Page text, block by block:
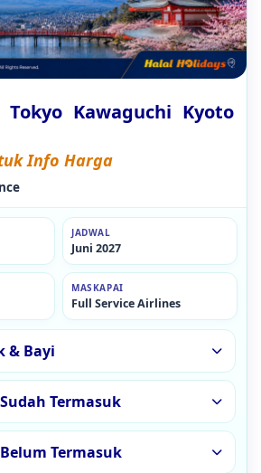
Tokyo Kawaguchi Kyoto
Info Harga
JADWAL
Juni 2027
MASKAPAI
Full Service Airlines
& Bayi
Termasuk
Termasuk